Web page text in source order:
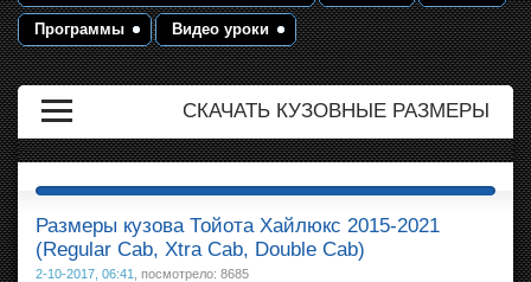
Программы Видео уроки
СКАЧАТЬ КУЗОВНЫЕ РАЗМЕРЫ
Размеры кузова Тойота Хайлюкс 2015-2021
(Regular Cab, Xtra Cab, Double Cab)
2-10-2017, 06:41 , посмотрело: 8685